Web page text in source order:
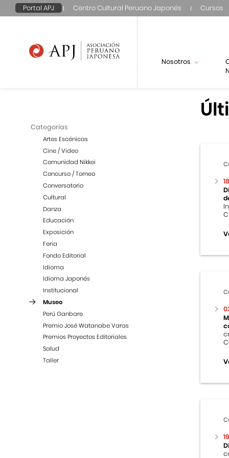
Portal APJ Centro Cultural Peruano Japonés Cursos
Nosotros
Categorías
Artes Escénicas
Cine / Video
Comunidad Nikkei
Concurso / Torneo
Conversatorio
Cultural
Danza
Educación
Exposición
Feria
Fondo Editorial
Idioma
Idioma Japonés
Institucional
Museo
Perú Ganbare
Premio José Watanabe Varas
Premios Proyectos Editoriales
Salud
Taller